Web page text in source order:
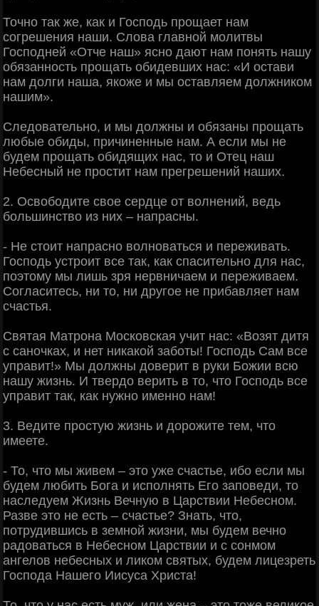
Точно так же, как и Господь прощает нам
согрешения наши. Слова главной молитвы
Господней «Отче наш» ясно дают нам понять нашу
обязанность прощать обидевших нас: «И остави
нам долги наша, якоже и мы оставляем должником
нашим».
Следовательно, и мы должны и обязаны прощать
любые обиды, причиненные нам. А если мы не
будем прощать обидящих нас, то и Отец наш
Небесный не простит нам прегрешений наших.
2. Освободите свое сердце от волнений, ведь
большинство из них – напрасны.
- Не стоит напрасно волноваться и переживать.
Господь устроит все так, как спасительно для нас,
поэтому мы лишь зря нервничаем и переживаем.
Согласитесь, ни то, ни другое не прибавляет нам
счастья.
Святая Матрона Московская учит нас: «Возят дитя
с саночках, и нет никакой заботы! Господь Сам все
управит!» Мы должны доверит в руки Божии всю
нашу жизнь. И твердо верить в то, что Господь все
управит так, как нужно именно нам!
3. Ведите простую жизнь и дорожите тем, что
имеете.
- То, что мы живем – это уже счастье, ибо если мы
будем любить Бога и исполнять Его заповеди, то
наследуем Жизнь Вечную в Царствии Небесном.
Разве это не есть – счастье? Знать, что,
потрудившись в земной жизни, мы будем вечно
радоваться в Небесном Царствии и с сонмом
ангелов небесных и ликом святых, будем лицезреть
Господа Нашего Иисуса Христа!